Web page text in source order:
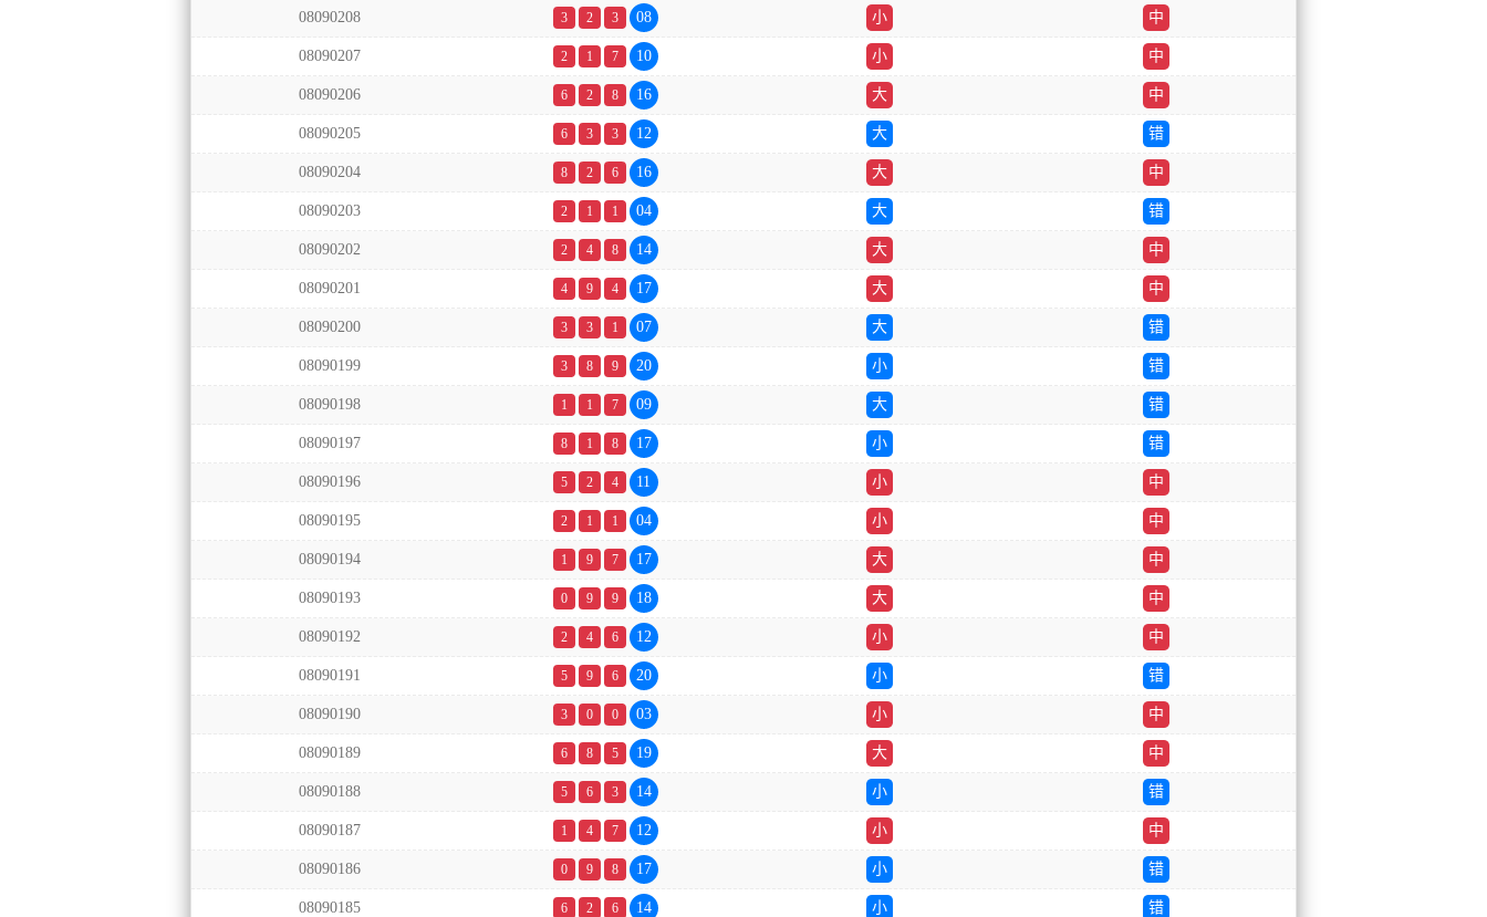
08090208 3 2 3 08 小 中
08090207 2 1 7 10 小 中
08090206 6 2 8 16 大 中
08090205 6 3 3 12 大 错
08090204 8 2 6 16 大 中
08090203 2 1 1 04 大 错
08090202 2 4 8 14 大 中
08090201 4 9 4 17 大 中
08090200 3 3 1 07 大 错
08090199 3 8 9 20 小 错
08090198 1 1 7 09 大 错
08090197 8 1 8 17 小 错
08090196 5 2 4 11 小 中
08090195 2 1 1 04 小 中
08090194 1 9 7 17 大 中
08090193 0 9 9 18 大 中
08090192 2 4 6 12 小 中
08090191 5 9 6 20 小 错
08090190 3 0 0 03 小 中
08090189 6 8 5 19 大 中
08090188 5 6 3 14 小 错
08090187 1 4 7 12 小 中
08090186 0 9 8 17 小 错
08090185 6 2 6 14 小 错